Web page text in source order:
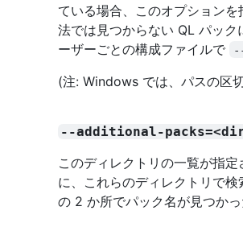
ている場合、このオプション
法では見つからない QL パッ
ーザーごとの構成ファイルで
(注: Windows では、パスの区
--additional-
このディレクトリの一覧が指定
に、これらのディレクトリで
の 2 か所でパック名が見つかっ